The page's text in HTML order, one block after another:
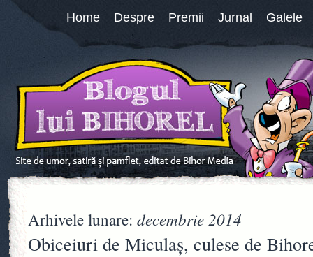
Home Despre Premii Jurnal Galele
Arhivele lunare: decembrie 2014
Obiceiuri de Miculaş, culese de